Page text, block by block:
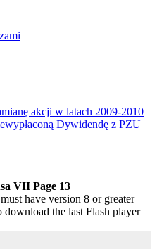
akcji w latach 2009-2010
Dywidendę z PZU
VII Page 13
have version 8 or greater
download the last Flash player